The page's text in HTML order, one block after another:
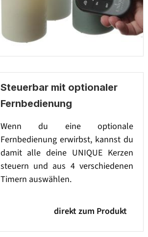
Steuerbar mit optionaler
Fernbedienung
Wenn du eine optionale
Fernbedienung erwirbst, kannst du
damit alle deine UNIQUE Kerzen
steuern und aus 4 verschiedenen
Timern auswählen.
direkt zum Produkt